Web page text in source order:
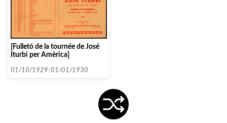
[Fulletó de la tournée de José
Iturbi per Amèrica]
01/10/1929-01/01/1930